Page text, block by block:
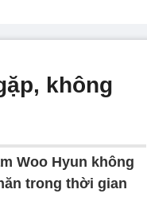
không
Woo Hyun không
trong thời gian